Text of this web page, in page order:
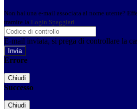
Non hai una e-mail associata al nome utente?
tramite la Login Spaggiari
E-mail inviata, si prega di controllare la
Errore
Chiudi
Successo
Chiudi